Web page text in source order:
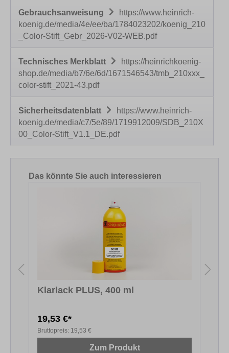
Gebrauchsanweisung
https://www.heinrich-
koenig.de/media/4e/ee/ba/1784023202/koenig_210
_Color-Stift_Gebr_2026-V02-WEB.pdf
Technisches Merkblatt
https://heinrichkoenig-
shop.de/media/b7/6e/6d/1671546543/tmb_210xxx_
color-stift_2021-43.pdf
Sicherheitsdatenblatt
https://www.heinrich-
koenig.de/media/c7/5e/89/1719912009/SDB_210X
00_Color-Stift_V1.1_DE.pdf
Produktgalerie überspringen
Das könnte Sie auch interessieren
Klarlack PLUS, 400 ml
19,53 €*
Bruttopreis: 19,53 €
Zum Produkt